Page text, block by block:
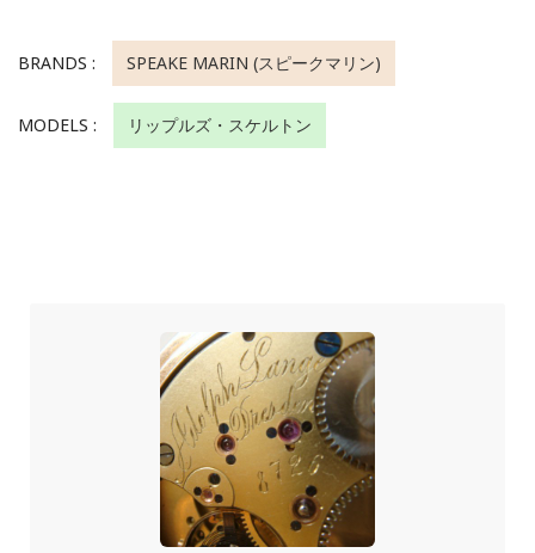
BRANDS : SPEAKE MARIN (スピークマリン)
MODELS : リップルズ・スケルトン